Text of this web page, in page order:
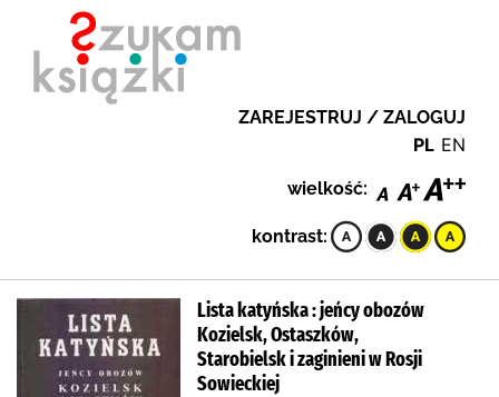
ZAREJESTRUJ / ZALOGUJ
PL EN
wielkość:
kontrast:
Lista katyńska : jeńcy obozów
Kozielsk, Ostaszków,
Starobielsk i zaginieni w Rosji
Sowieckiej